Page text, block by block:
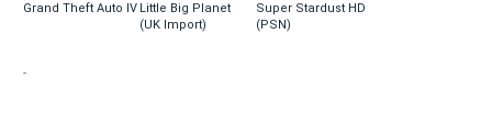
Grand Theft Auto IV Little Big Planet
(UK Import)
Super Stardust HD
(PSN)
-